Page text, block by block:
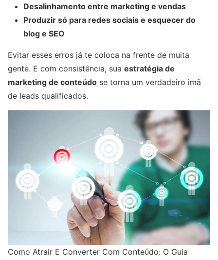
Desalinhamento entre marketing e vendas
Produzir só para redes sociais e esquecer do
blog e SEO
Evitar esses erros já te coloca na frente de muita
gente. E com consistência, sua estratégia de
marketing de conteúdo se torna um verdadeiro imã
de leads qualificados.
Como Atrair E Converter Com Conteúdo: O Guia